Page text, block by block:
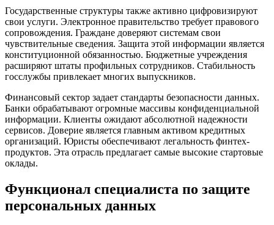
Государственные структуры также активно цифровизируют
свои услуги. Электронное правительство требует правового
сопровождения. Граждане доверяют системам свои
чувствительные сведения. Защита этой информации является
конституционной обязанностью. Бюджетные учреждения
расширяют штаты профильных сотрудников. Стабильность
госслужбы привлекает многих выпускников.
Финансовый сектор задает стандарты безопасности данных.
Банки обрабатывают огромные массивы конфиденциальной
информации. Клиенты ожидают абсолютной надежности
сервисов. Доверие является главным активом кредитных
организаций. Юристы обеспечивают легальность финтех-
продуктов. Эта отрасль предлагает самые высокие стартовые
оклады.
Функционал специалиста по защите
персональных данных